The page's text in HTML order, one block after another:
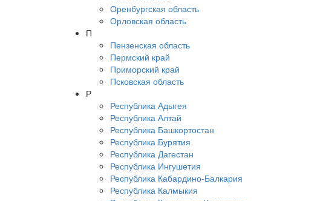
Оренбургская область
Орловская область
П
Пензенская область
Пермский край
Приморский край
Псковская область
Р
Республика Адыгея
Республика Алтай
Республика Башкортостан
Республика Бурятия
Республика Дагестан
Республика Ингушетия
Республика Кабардино-Балкария
Республика Калмыкия